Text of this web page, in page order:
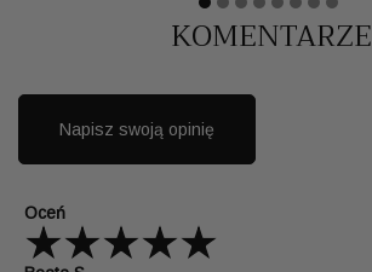
KOMENTARZE
Napisz swoją opinię
Oceń